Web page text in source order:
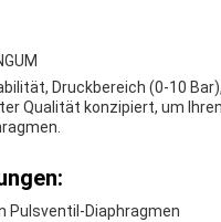
Druckbereich (0-10
Qualität konzipiert, um
Pulsventil-Diaphragmen